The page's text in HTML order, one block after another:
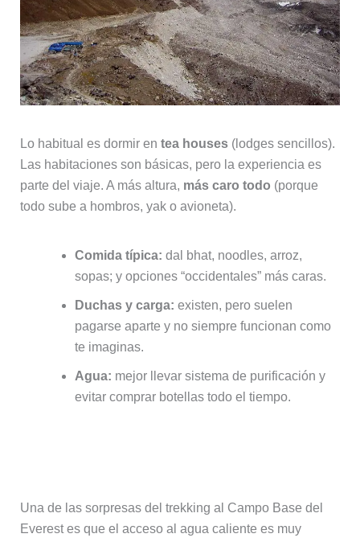
Lo habitual es dormir en tea houses(lodges sencillos).
Las habitaciones son básicas, pero la experiencia es
parte del viaje. A más altura, más caro todo (porque
todo sube a hombros, yak o avioneta).
Comida típica: dal bhat, noodles, arroz,
sopas; y opciones “occidentales” más caras.
Duchas y carga: existen, pero suelen
pagarse aparte y no siempre funcionan como
te imaginas.
Agua: mejor llevar sistema de purificación y
evitar comprar botellas todo el tiempo.
Una de las sorpresas del trekking al Campo Base del
Everest es que el acceso al agua caliente es muy